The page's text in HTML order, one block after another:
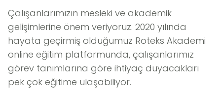
Çalışanlarımızın mesleki ve akademik
gelişimlerine önem veriyoruz. 2020 yılında
hayata geçirmiş olduğumuz Roteks Akademi
online eğitim platformunda, çalışanlarımız
görev tanımlarına göre ihtiyaç duyacakları
pek çok eğitime ulaşabiliyor.